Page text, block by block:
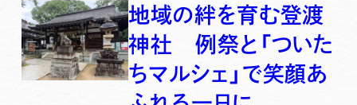
地域の絆を育む登渡
神社 例祭と「ついた
ちマルシェ」で笑顔あ